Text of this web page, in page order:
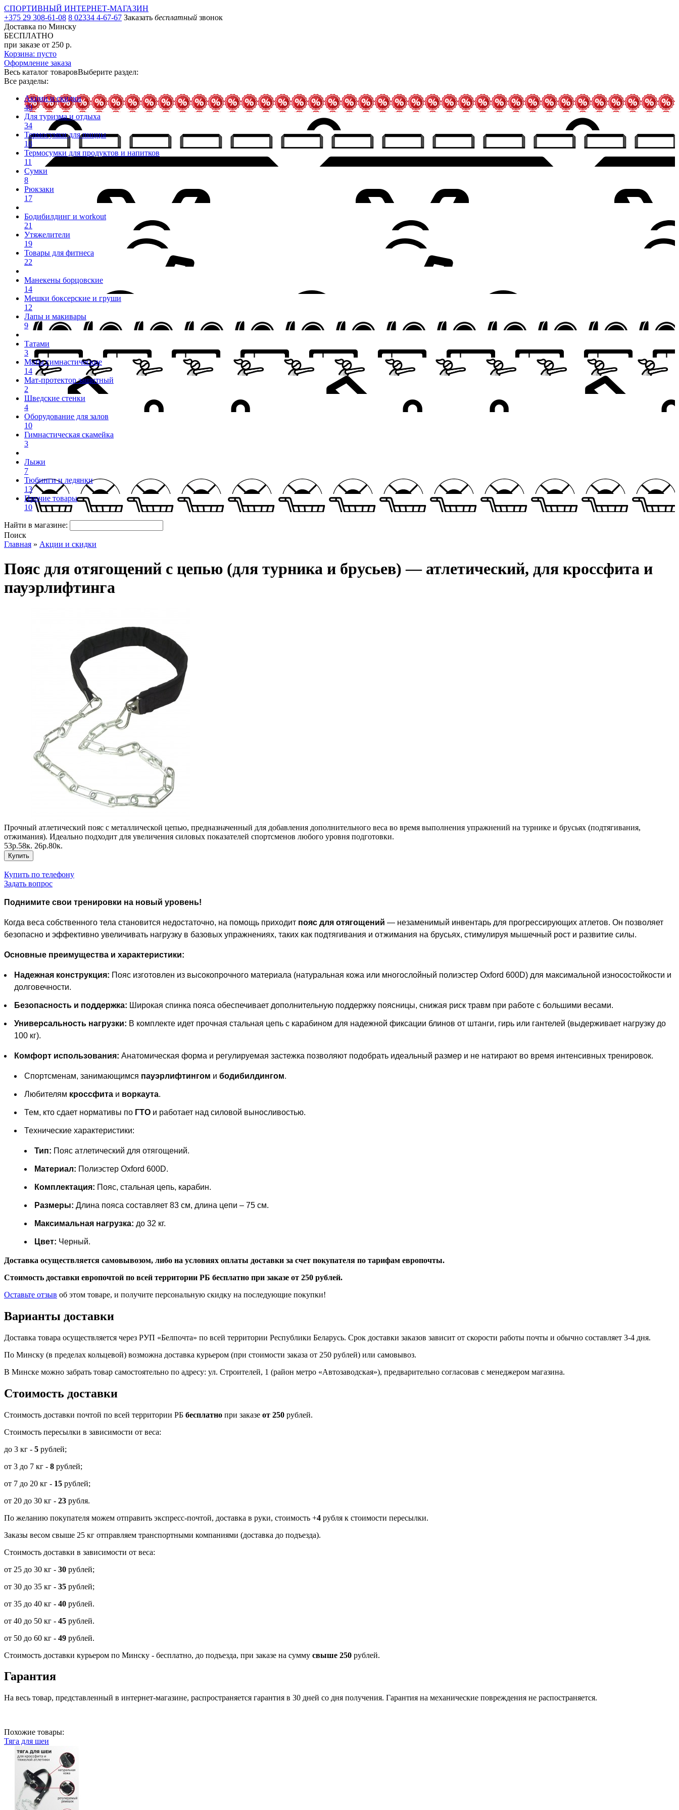
СПОРТИВНЫЙ ИНТЕРНЕТ-МАГАЗИН
+375 29 308-61-08 8 02334 4-67-67 Заказать бесплатный звонок
Доставка по Минску
БЕСПЛАТНО
при заказе от 250 р.
Корзина: пусто
Оформление заказа
Весь каталог товаровВыберите раздел:
Все разделы:
Акции и скидки
40
Для туризма и отдыха
34
Термосумки для пиццы
18
Термосумки для продуктов и напитков
11
Сумки
8
Рюкзаки
17
Бодибилдинг и workout
21
Утяжелители
19
Товары для фитнеса
22
Манекены борцовские
14
Мешки боксерские и груши
12
Лапы и макивары
9
Татами
3
Маты гимнастические
14
Мат-протектор защитный
2
Шведские стенки
4
Оборудование для залов
10
Гимнастическая скамейка
3
Лыжи
7
Тюбинги и ледянки
13
Прочие товары
10
Найти в магазине:
Поиск
Главная » Акции и скидки
Пояс для отягощений с цепью (для турника и брусьев) — атлетический, для кроссфита и
пауэрлифтинга
Прочный атлетический пояс с металлической цепью, предназначенный для добавления дополнительного веса во время выполнения упражнений на турнике и брусьях (подтягивания,
отжимания). Идеально подходит для увеличения силовых показателей спортсменов любого уровня подготовки.
53р.58к. 26р.80к.
Купить
Купить по телефону
Задать вопрос
Поднимите свои тренировки на новый уровень!
Когда веса собственного тела становится недостаточно, на помощь приходит пояс для отягощений — незаменимый инвентарь для прогрессирующих атлетов. Он позволяет
безопасно и эффективно увеличивать нагрузку в базовых упражнениях, таких как подтягивания и отжимания на брусьях, стимулируя мышечный рост и развитие силы.
Основные преимущества и характеристики:
Надежная конструкция: Пояс изготовлен из высокопрочного материала (натуральная кожа или многослойный полиэстер Oxford 600D) для максимальной износостойкости и
долговечности.
Безопасность и поддержка: Широкая спинка пояса обеспечивает дополнительную поддержку поясницы, снижая риск травм при работе с большими весами.
Универсальность нагрузки: В комплекте идет прочная стальная цепь с карабином для надежной фиксации блинов от штанги, гирь или гантелей (выдерживает нагрузку до
100 кг).
Комфорт использования: Анатомическая форма и регулируемая застежка позволяют подобрать идеальный размер и не натирают во время интенсивных тренировок.
Спортсменам, занимающимся пауэрлифтингом и бодибилдингом.
Любителям кроссфита и воркаута.
Тем, кто сдает нормативы по ГТО и работает над силовой выносливостью.
Технические характеристики:
Тип: Пояс атлетический для отягощений.
Материал: Полиэстер Oxford 600D.
Комплектация: Пояс, стальная цепь, карабин.
Размеры: Длина пояса составляет 83 см, длина цепи – 75 см.
Максимальная нагрузка: до 32 кг.
Цвет: Черный.
Доставка осуществляется самовывозом, либо на условиях оплаты доставки за счет покупателя по тарифам европочты.
Cтоимость доставки европочтой по всей территории РБ бесплатно при заказе от 250 рублей.
Оставьте отзыв об этом товаре, и получите персональную скидку на последующие покупки!
Варианты доставки
Доставка товара осуществляется через РУП «Белпочта» по всей территории Республики Беларусь. Срок доставки заказов зависит от скорости работы почты и обычно составляет 3-4 дня.
По Минску (в пределах кольцевой) возможна доставка курьером (при стоимости заказа от 250 рублей) или самовывоз.
В Минске можно забрать товар самостоятельно по адресу: ул. Строителей, 1 (район мeтро «Автозаводская»), предварительно согласовав с менеджером магазина.
Стоимость доставки
Cтоимость доставки почтой по всей территории РБ бесплатно при заказе от 250 рублей.
Стоимость пересылки в зависимости от веса:
до 3 кг - 5 рублей;
от 3 до 7 кг - 8 рублей;
от 7 до 20 кг - 15 рублей;
от 20 до 30 кг - 23 рубля.
По желанию покупателя можем отправить экспресс-почтой, доставка в руки, стоимость +4 рубля к стоимости пересылки.
Заказы весом свыше 25 кг отправляем транспортными компаниями (доставка до подъезда).
Стоимость доставки в зависимости от веса:
от 25 до 30 кг - 30 рублей;
от 30 до 35 кг - 35 рублей;
от 35 до 40 кг - 40 рублей.
от 40 до 50 кг - 45 рублей.
от 50 до 60 кг - 49 рублей.
Стоимость доставки курьером по Минску - бесплатно, до подъезда, при заказе на сумму свыше 250 рублей.
Гарантия
На весь товар, представленный в интернет-магазине, распространяется гарантия в 30 дней со дня получения. Гарантия на механические повреждения не распостраняется.
Похожие товары:
Тяга для шеи